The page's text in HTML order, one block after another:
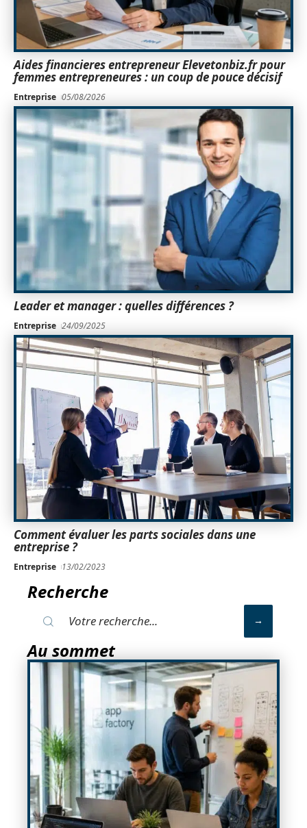
Aides financieres entrepreneur Elevetonbiz.fr pour
femmes entrepreneures : un coup de pouce décisif
Entreprise 05/08/2026
Leader et manager : quelles différences ?
Entreprise 24/09/2025
Comment évaluer les parts sociales dans une
entreprise ?
Entreprise 13/02/2023
Recherche
Au sommet